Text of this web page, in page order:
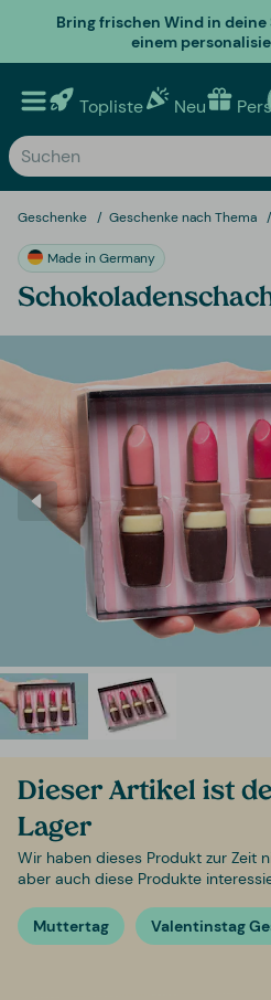
Bring frischen Wind in
einem
Topliste Neu
Geschenke Geschenke nach Thema
Made in Germany
Dieser Artikel ist
Lager
Wir haben dieses Produkt zur Zeit
aber auch diese Produkte
Muttertag Valentinstag